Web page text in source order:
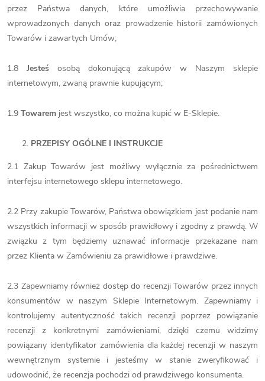
przez Państwa danych, które umożliwia przechowywanie
wprowadzonych danych oraz prowadzenie historii zamówionych
Towarów i zawartych Umów;
1.8 Jesteś osobą dokonującą zakupów w Naszym sklepie
internetowym, zwaną prawnie kupującym;
1.9 Towarem jest wszystko, co można kupić w E-Sklepie.
PRZEPISY OGÓLNE I INSTRUKCJE
2.1 Zakup Towarów jest możliwy wyłącznie za pośrednictwem
interfejsu internetowego sklepu internetowego.
2.2 Przy zakupie Towarów, Państwa obowiązkiem jest podanie nam
wszystkich informacji w sposób prawidłowy i zgodny z prawdą. W
związku z tym będziemy uznawać informacje przekazane nam
przez Klienta w Zamówieniu za prawidłowe i prawdziwe.
2.3 Zapewniamy również dostęp do recenzji Towarów przez innych
konsumentów w naszym Sklepie Internetowym. Zapewniamy i
kontrolujemy autentyczność takich recenzji poprzez powiązanie
recenzji z konkretnymi zamówieniami, dzięki czemu widzimy
powiązany identyfikator zamówienia dla każdej recenzji w naszym
wewnętrznym systemie i jesteśmy w stanie zweryfikować i
udowodnić, że recenzja pochodzi od prawdziwego konsumenta.